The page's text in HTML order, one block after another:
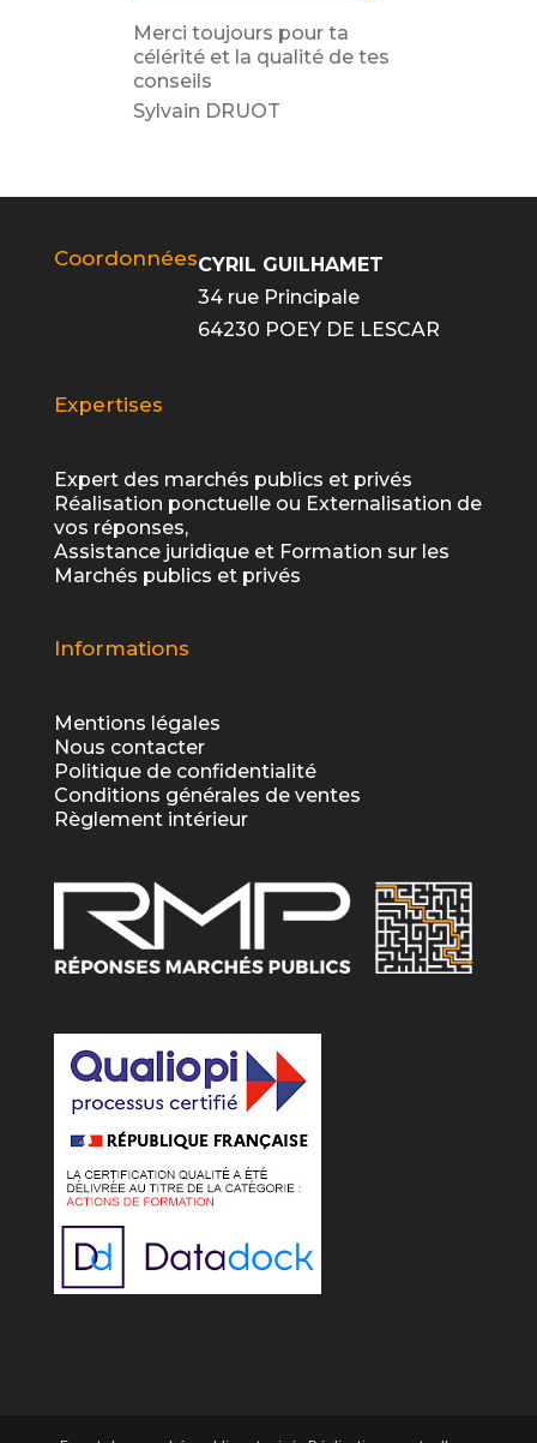
Merci toujours pour ta
célérité et la qualité de tes
conseils
Sylvain DRUOT
CoordonnéesCYRIL GUILHAMET
34 rue Principale
64230 POEY DE LESCAR
Expertises
Expert des marchés publics et privés
Réalisation ponctuelle ou Externalisation de
vos réponses,
Assistance juridique et Formation sur les
Marchés publics et privés
Informations
Mentions légales
Nous contacter
Politique de confidentialité
Conditions générales de ventes
Règlement intérieur